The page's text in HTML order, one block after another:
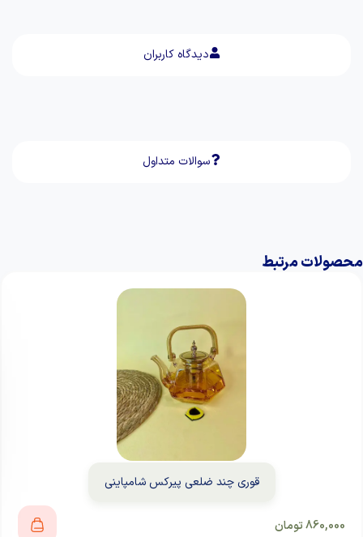
دیدگاه کاربران
سوالات متداول
محصولات مرتبط
قوری چند ضلعی پیرکس شامپاینی
860,000تومان